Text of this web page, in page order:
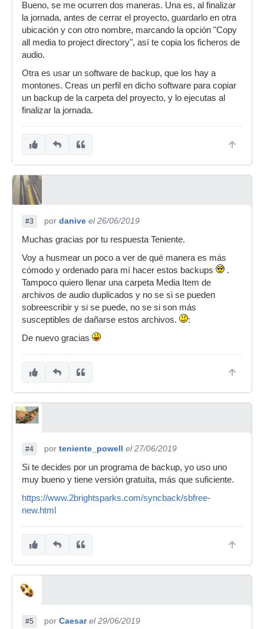
Bueno, se me ocurren dos maneras. Una es, al finalizar
la jornada, antes de cerrar el proyecto, guardarlo en otra
ubicación y con otro nombre, marcando la opción "Copy
all media to project directory", así te copia los ficheros de
audio.
Otra es usar un software de backup, que los hay a
montones. Creas un perfil en dicho software para copiar
un backup de la carpeta del proyecto, y lo ejecutas al
finalizar la jornada.
#3 por danive el 26/06/2019
Muchas gracias por tu respuesta Teniente.
Voy a husmear un poco a ver de qué manera es más
cómodo y ordenado para mí hacer estos backups
.
Tampoco quiero llenar una carpeta Media Item de
archivos de audio duplicados y no se si se pueden
sobreescribir y si se puede, no se si son más
susceptibles de dañarse estos archivos.
:
De nuevo gracias
#4 por teniente_powell el 27/06/2019
Si te decides por un programa de backup, yo uso uno
muy bueno y tiene versión gratuíta, más que suficiente.
https://www.2brightsparks.com/syncback/sbfree-
new.html
#5 por Caesar el 29/06/2019